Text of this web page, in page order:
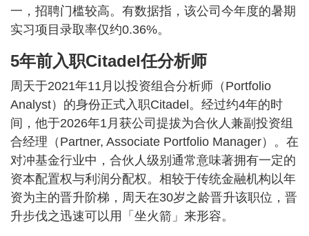
一，招聘门槛较高。有数据指，该公司今年度的暑期
实习项目录取率仅约0.36%。
5年前入职Citadel任分析师
周天于2021年11月以投资组合分析师（Portfolio
Analyst）的身份正式入职Citadel。经过约4年的时
间，他于2026年1月获公司提拔为合伙人兼副投资组
合经理（Partner, Associate Portfolio Manager）。在
对冲基金行业中，合伙人级别通常意味著拥有一定的
资本配置权与利润分配权。相较于传统金融机构以年
资为主的晋升阶梯，周天在30岁之龄晋升该职位，晋
升步伐之迅速可以用「坐火箭」来形容。